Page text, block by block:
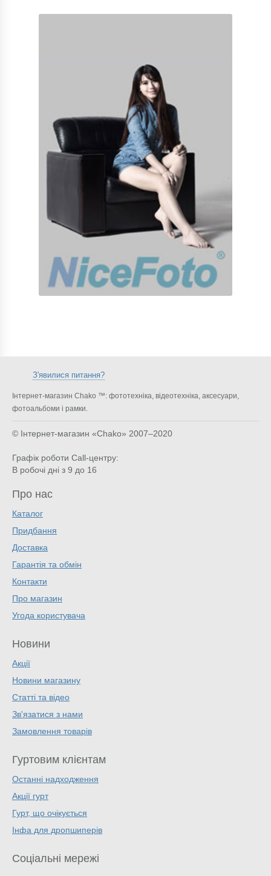
З'явилися питання?
Інтернет-магазин Chako ™: фототехніка, відеотехніка, аксесуари,
фотоальбоми і рамки.
© Інтернет-магазин «Chako» 2007–2020
Графік роботи Call-центру:
В робочі дні з 9 до 16
Про нас
Каталог
Придбання
Доставка
Гарантія та обмін
Контакти
Про магазин
Угода користувача
Новини
Акції
Новини магазину
Статті та відео
Зв'язатися з нами
Замовлення товарів
Гуртовим клієнтам
Останні надходження
Акції гурт
Гурт, що очікується
Інфа для дропшиперів
Соціальні мережі